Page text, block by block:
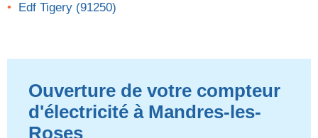
Edf Tigery (91250)
Ouverture de votre compteur
d'électricité à Mandres-les-
Roses